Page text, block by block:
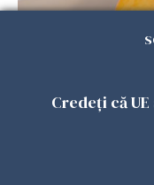
Credeți că